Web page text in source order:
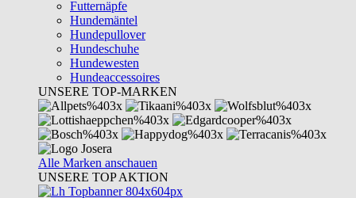
Futternäpfe
Hundemäntel
Hundepullover
Hundeschuhe
Hundewesten
Hundeaccessoires
UNSERE TOP-MARKEN
Alle Marken anschauen
UNSERE TOP AKTION